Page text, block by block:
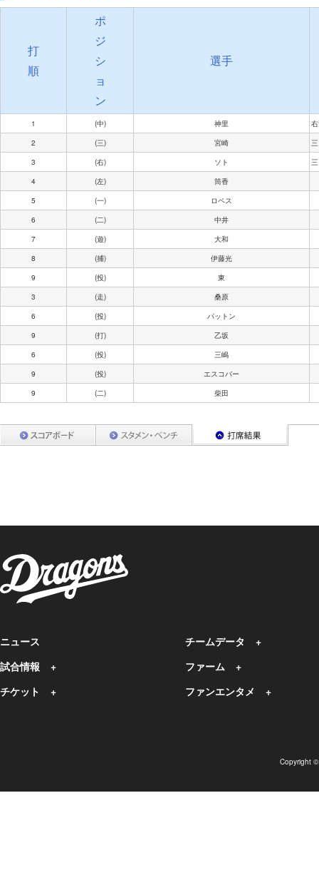
打
順
ポ
ジ
シ
ョ
ン
選手
1 (中) 神里
2
(三) 宮崎
3
(右) ソト
4
(左)
筒香
5
(一)
ロペス
6
(二)
中井
7
(遊)
大和
8
(捕)
伊藤光
9
(投)
東
3
(走)
桑原
6
(投)
パットン
9
(打)
乙坂
6
(投)
三嶋
9
(投)
エスコバー
9
(二) 柴田
ニュース
試合情報
チケット
チームデータ
ファーム
ファンエンタメ
Copyright